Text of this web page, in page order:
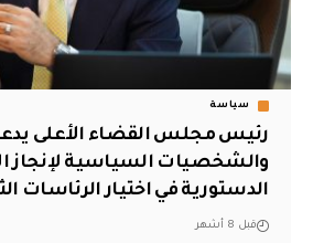
سياسة
رئيس مجلس القضاء الأعلى
والشخصيات السياسية لإنجاز
الدستورية في اختيار الرئاسات
قبل 8 أشهر